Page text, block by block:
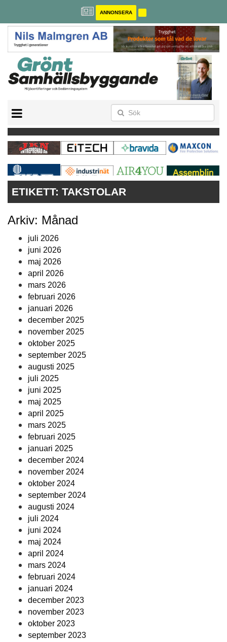
ANNONSERA
MILJÖBYGGNAD
NOLLCO2
CITYLAB
GREENBUILDING
ANNONSERA
ETIKETT: TAKSTOLAR
Arkiv: Månad
juli 2026
juni 2026
maj 2026
april 2026
mars 2026
februari 2026
januari 2026
december 2025
november 2025
oktober 2025
september 2025
augusti 2025
juli 2025
juni 2025
maj 2025
april 2025
mars 2025
februari 2025
januari 2025
december 2024
november 2024
oktober 2024
september 2024
augusti 2024
juli 2024
juni 2024
maj 2024
april 2024
mars 2024
februari 2024
januari 2024
december 2023
november 2023
oktober 2023
september 2023